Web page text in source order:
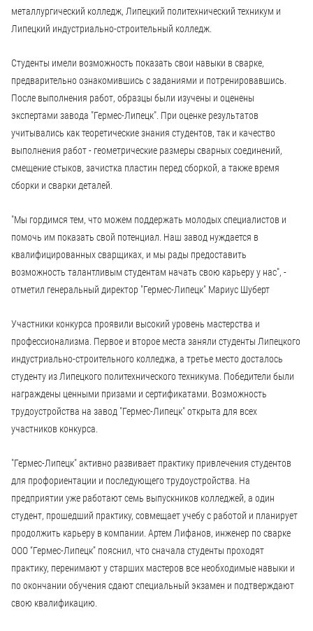
металлургический колледж, Липецкий политехнический техникум и
Липецкий индустриально-строительный колледж.
Студенты имели возможность показать свои навыки в сварке,
предварительно ознакомившись с заданиями и потренировавшись.
После выполнения работ, образцы были изучены и оценены
экспертами завода "Гермес-Липецк". При оценке результатов
учитывались как теоретические знания студентов, так и качество
выполнения работ - геометрические размеры сварных соединений,
смещение стыков, зачистка пластин перед сборкой, а также время
сборки и сварки деталей.
"Мы гордимся тем, что можем поддержать молодых специалистов и
помочь им показать свой потенциал. Наш завод нуждается в
квалифицированных сварщиках, и мы рады предоставить
возможность талантливым студентам начать свою карьеру у нас", -
отметил генеральный директор "Гермес-Липецк" Мариус Шуберт
Участники конкурса проявили высокий уровень мастерства и
профессионализма. Первое и второе места заняли студенты Липецкого
индустриально-строительного колледжа, а третье место досталось
студенту из Липецкого политехнического техникума. Победители были
награждены ценными призами и сертификатами. Возможность
трудоустройства на завод "Гермес-Липецк" открыта для всех
участников конкурса.
"Гермес-Липецк" активно развивает практику привлечения студентов
для профориентации и последующего трудоустройства. На
предприятии уже работают семь выпускников колледжей, а один
студент, прошедший практику, совмещает учебу с работой и планирует
продолжить карьеру в компании. Артем Лифанов, инженер по сварке
ООО “Гермес-Липецк” пояснил, что сначала студенты проходят
практику, перенимают у старших мастеров все необходимые навыки и
по окончании обучения сдают специальный экзамен и подтверждают
свою квалификацию.